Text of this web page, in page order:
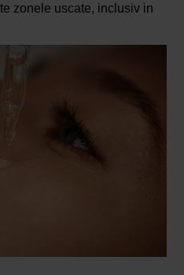
zonele uscate, inclusiv in